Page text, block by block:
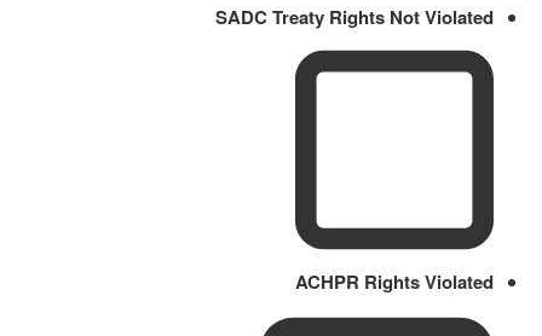
SADC Treaty Rights Not Violated
ACHPR Rights Violated